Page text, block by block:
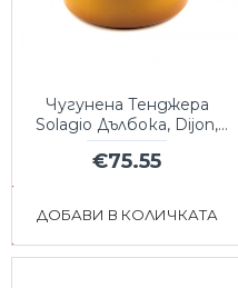
Чугунена Тенджера
Solagio Дълбока, Dijon,
Ф24
€75.55
ДОБАВИ В КОЛИЧКАТА